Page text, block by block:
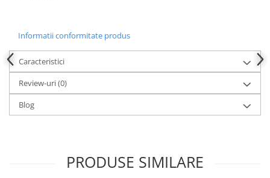
Informatii conformitate produs
Caracteristici
Review-uri(0)
Blog
PRODUSE SIMILARE